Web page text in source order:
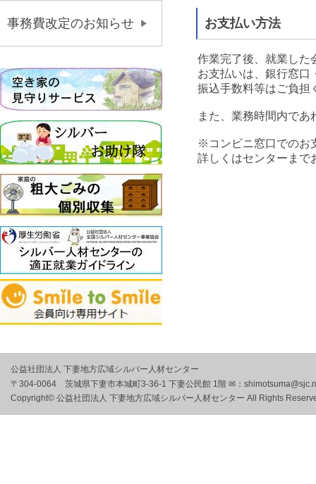
お支払い方法
作業完了後、就業した
お支払いは、銀行窓口
振込手数料等はご負担
また、業務時間内で
※コンビニ窓口でのお
詳しくはセンターまで
事務費改定のお知らせ
公益社団法人 下妻地方広域シルバー人材センター
〒304-0064 茨城県下妻市本城町3-36-1 下妻公民館 1階 ✉：
Copyright© 公益社団法人 下妻地方広域シルバー人材センター All Rights